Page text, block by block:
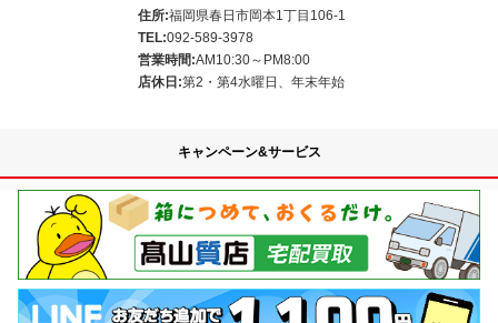
住所:福岡県春日市岡本1丁目106-1
TEL:092-589-3978
営業時間:AM10:30～PM8:00
店休日:第2・第4水曜日、年末年始
キャンペーン&サービス